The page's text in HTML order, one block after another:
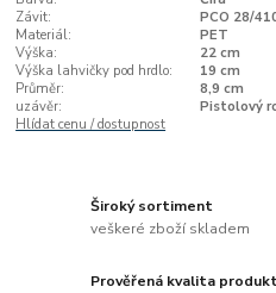
Závit:
PCO 28/
Materiál:
PET
Výška:
22 cm
Výška lahvičky pod hrdlo:
19 cm
Průměr:
8,9 cm
uzávěr:
Pistolový
Hlídat cenu / dostupnost
Široký sortiment
veškeré zboží skladem
Prověřená kvalita